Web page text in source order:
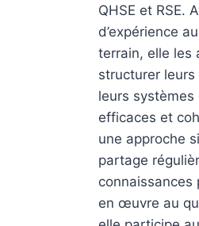
QHSE et RSE.
d’expérience
terrain, elle les
structurer
leurs
efficaces et
une approche
partage
connaissances
en œuvre au